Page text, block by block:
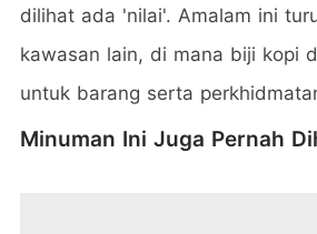
dilihat ada 'nilai'. Amalam ini
kawasan lain, di mana biji kopi
untuk barang serta
Minuman Ini Juga Pernah